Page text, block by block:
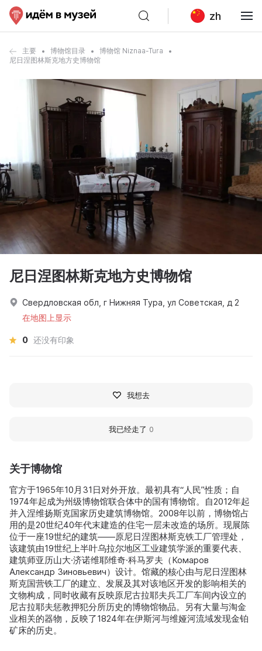
zh
主要 博物馆目录
博物馆 Niznaa-Tura
尼日涅图林斯克地方史博物馆
关于博物馆
官方于1965年10月31日对外开放。最初具有“人民”性质；自
1974年起成为州级博物馆联合体中的国有博物馆。自2012年起
并入涅维扬斯克国家历史建筑博物馆。2008年以前，博物馆占
用的是20世纪40年代末建造的住宅一层未改造的场所。现展陈
位于一座19世纪的建筑——原尼日涅图林斯克铁工厂管理处，
该建筑由19世纪上半叶乌拉尔地区工业建筑学派的重要代表、
建筑师亚历山大·济诺维耶维奇·科马罗夫（Комаров
Александр Зиновьевич）设计。馆藏的核心由与尼日涅图林
斯克国营铁工厂的建立、发展及其对该地区开发的影响相关的
文物构成，同时收藏有反映原尼古拉耶夫兵工厂车间内设立的
尼古拉耶夫惩教押犯分所历史的博物馆物品。另有大量与淘金
业相关的器物，反映了1824年在伊斯河与维娅河流域发现金铂
矿床的历史。
尼日涅图林斯克地方史博物馆
Свердловская обл, г Нижняя Тура, ул Советская, д 2
在地图上显示
0 还没有印象
我想去
我已经走了 0